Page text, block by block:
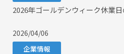
2026年ゴールデンウィーク休業
2026/04/06
企業情報